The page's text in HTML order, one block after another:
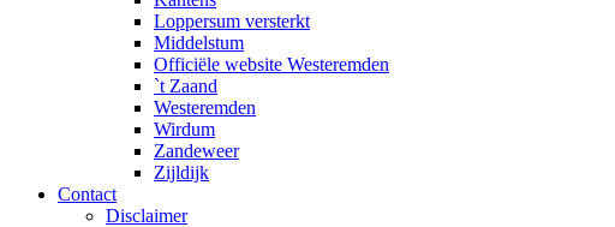
Loppersum versterkt
Middelstum
Officiële website Westeremden
`t Zaand
Westeremden
Wirdum
Zandeweer
Zijldijk
Contact
Disclaimer